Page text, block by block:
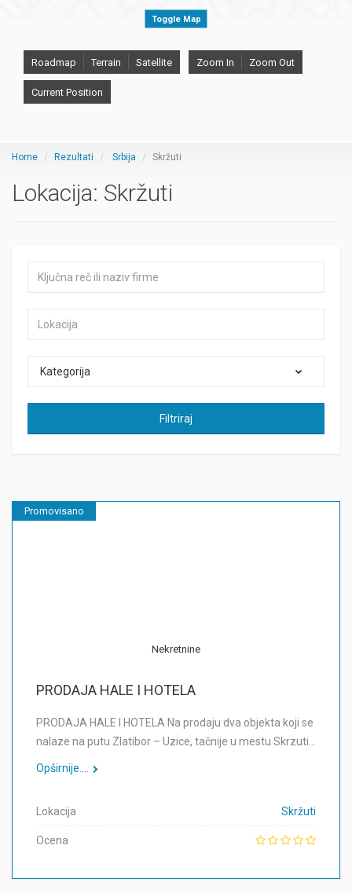
Toggle Map
Roadmap Terrain Satellite Zoom In Zoom Out
Current Position
Home Rezultati Srbija Skržuti
Lokacija: Skržuti
Kategorija
Filtriraj
Promovisano
Nekretnine
PRODAJA HALE I HOTELA
PRODAJA HALE I HOTELA Na prodaju dva objekta koji se
nalaze na putu Zlatibor – Uzice, tačnije u mestu Skrzuti…
Opširnije....
Lokacija Skržuti
Ocena